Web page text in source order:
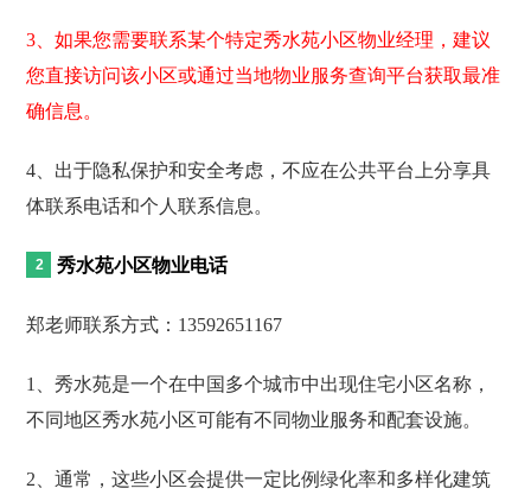
3、如果您需要联系某个特定秀水苑小区物业经理，建议
您直接访问该小区或通过当地物业服务查询平台获取最准
确信息。
4、出于隐私保护和安全考虑，不应在公共平台上分享具
体联系电话和个人联系信息。
秀水苑小区物业电话
郑老师联系方式：13592651167
1、秀水苑是一个在中国多个城市中出现住宅小区名称，
不同地区秀水苑小区可能有不同物业服务和配套设施。
2、通常，这些小区会提供一定比例绿化率和多样化建筑